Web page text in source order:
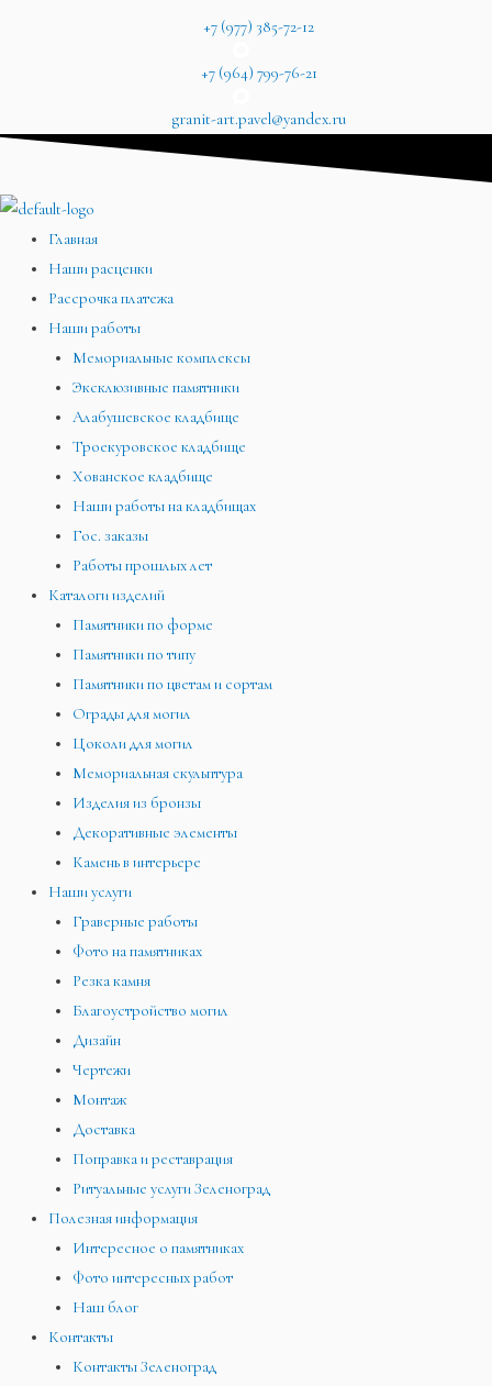
+7 (977) 385-72-12
+7 (964) 799-76-21
granit-art.pavel@yandex.ru
Главная
Наши расценки
Рассрочка платежа
Наши работы
Мемориальные комплексы
Эксклюзивные памятники
Алабушевское кладбище
Троекуровское кладбище
Хованское кладбище
Наши работы на кладбищах
Гос. заказы
Работы прошлых лет
Каталоги изделий
Памятники по форме
Памятники по типу
Памятники по цветам и сортам
Ограды для могил
Цоколи для могил
Мемориальная скульптура
Изделия из бронзы
Декоративные элементы
Камень в интерьере
Наши услуги
Граверные работы
Фото на памятниках
Резка камня
Благоустройство могил
Дизайн
Чертежи
Монтаж
Доставка
Поправка и реставрация
Ритуальные услуги Зеленоград
Полезная информация
Интересное о памятниках
Фото интересных работ
Наш блог
Контакты
Контакты Зеленоград